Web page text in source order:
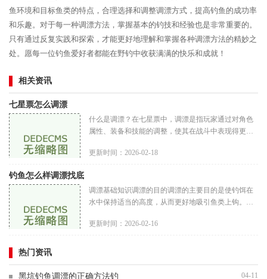
鱼环境和目标鱼类的特点，合理选择和调整调漂方式，提高钓鱼的成功率
和乐趣。对于每一种调漂方法，掌握基本的钓技和经验也是非常重要的。
只有通过反复实践和探索，才能更好地理解和掌握各种调漂方法的精妙之
处。愿每一位钓鱼爱好者都能在野钓中收获满满的快乐和成就！
相关资讯
七星票怎么调漂
什么是调漂？在七星票中，调漂是指玩家通过对角色
属性、装备和技能的调整，使其在战斗中表现得更加
色的潜力。调漂不仅可以提
更新时间：2026-02-18
钓鱼怎么样调漂找底
调漂基础知识调漂的目的调漂的主要目的是使钓饵在
水中保持适当的高度，从而更好地吸引鱼类上钩。通
鱼儿的咬钩信号。浮漂的种
更新时间：2026-02-16
热门资讯
黑坑钓鱼调漂的正确方法钓 04-11